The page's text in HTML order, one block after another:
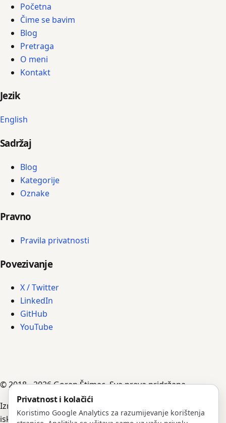
Početna
Čime se bavim
Blog
Pretraga
O meni
Kontakt
Jezik
English
Sadržaj
Blog
Kategorije
Oznake
Pravno
Pravila privatnosti
Povezivanje
X / Twitter
LinkedIn
GitHub
YouTube
© 2018 - 2026 Goran Štimac. Sva prava pridržana.
Izradili su ga AI agenti, vođeni Goranovim uputama,
iskustvom i bilješkama.
Privatnost i kolačići
Koristimo Google Analytics za razumijevanje korištenja